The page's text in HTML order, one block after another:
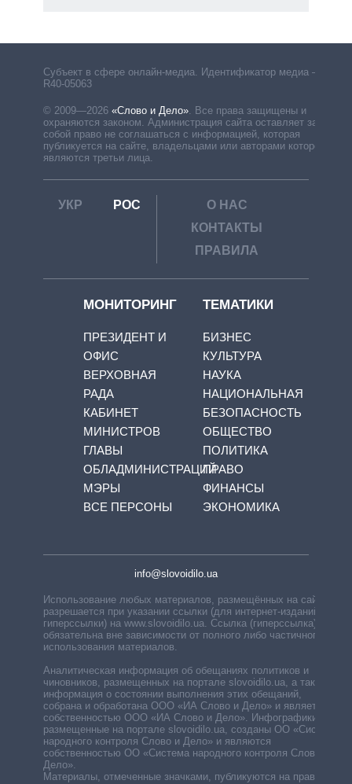
Субъект в сфере онлайн-медиа. Идентификатор медиа –
R40-05063
© 2009—2026 «Слово и Дело». Все права защищены и
охраняются законом. Администрация сайта оставляет за
собой право не соглашаться с информацией, которая
публикуется на сайте, владельцами или авторами которой
являются третьи лица.
УКР РОС
О НАС
КОНТАКТЫ
ПРАВИЛА
МОНИТОРИНГ
ПРЕЗИДЕНТ И
ОФИС
ВЕРХОВНАЯ
РАДА
КАБИНЕТ
МИНИСТРОВ
ГЛАВЫ
ОБЛАДМИНИСТРАЦИЙ
МЭРЫ
ВСЕ ПЕРСОНЫ
ТЕМАТИКИ
БИЗНЕС
КУЛЬТУРА
НАУКА
НАЦИОНАЛЬНАЯ
БЕЗОПАСНОСТЬ
ОБЩЕСТВО
ПОЛИТИКА
ПРАВО
ФИНАНСЫ
ЭКОНОМИКА
info@slovoidilo.ua
Использование любых материалов, размещённых на сайте,
разрешается при указании ссылки (для интернет-изданий —
гиперссылки) на www.slovoidilo.ua. Ссылка (гиперссылка)
обязательна вне зависимости от полного либо частичного
использования материалов.
Аналитическая информация об обещаниях политиков и
чиновников, размещенных на портале slovoidilo.ua, а также
информация о состоянии выполнения этих обещаний,
собрана и обработана ООО «ИА Слово и Дело» и является
собственностью ООО «ИА Слово и Дело». Инфографики,
размещенные на портале slovoidilo.ua, созданы ОО «Система
народного контроля Слово и Дело» и являются
собственностью ОО «Система народного контроля Слово и
Дело».
Материалы, отмеченные значками, публикуются на правах